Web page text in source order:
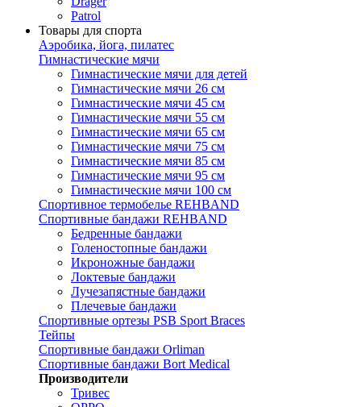
Patrol
Товары для спорта
Аэробика, йога, пилатес
Гимнастические мячи
Гимнастические мячи для детей
Гимнастические мячи 26 см
Гимнастические мячи 45 см
Гимнастические мячи 55 см
Гимнастические мячи 65 см
Гимнастические мячи 75 см
Гимнастические мячи 85 см
Гимнастические мячи 95 см
Гимнастические мячи 100 см
Спортивное термобелье REHBAND
Спортивные бандажи REHBAND
Бедренные бандажи
Голеностопные бандажи
Икроножные бандажи
Локтевые бандажи
Лучезапястные бандажи
Плечевые бандажи
Спортивные ортезы PSB Sport Braces
Тейпы
Спортивные бандажи Orliman
Спортивные бандажи Bort Medical
Производители
Тривес